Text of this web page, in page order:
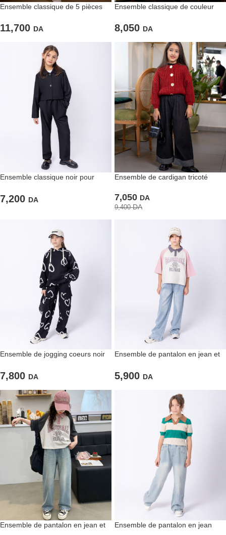
Ensemble classique de 5 pièces
11,700 DA
Ensemble classique de couleur
8,050 DA
Ensemble classique noir pour
7,200 DA
Ensemble de cardigan tricoté
retroussé
7,050 DA
9,400DA
Ensemble de jogging coeurs noir
7,800 DA
Ensemble de pantalon en jean et
5,900 DA
Ensemble de pantalon en jean et
Ensemble de pantalon en jean